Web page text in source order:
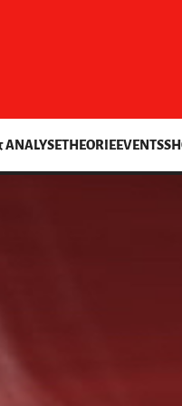
ANALYSETHEORIEEVENTS